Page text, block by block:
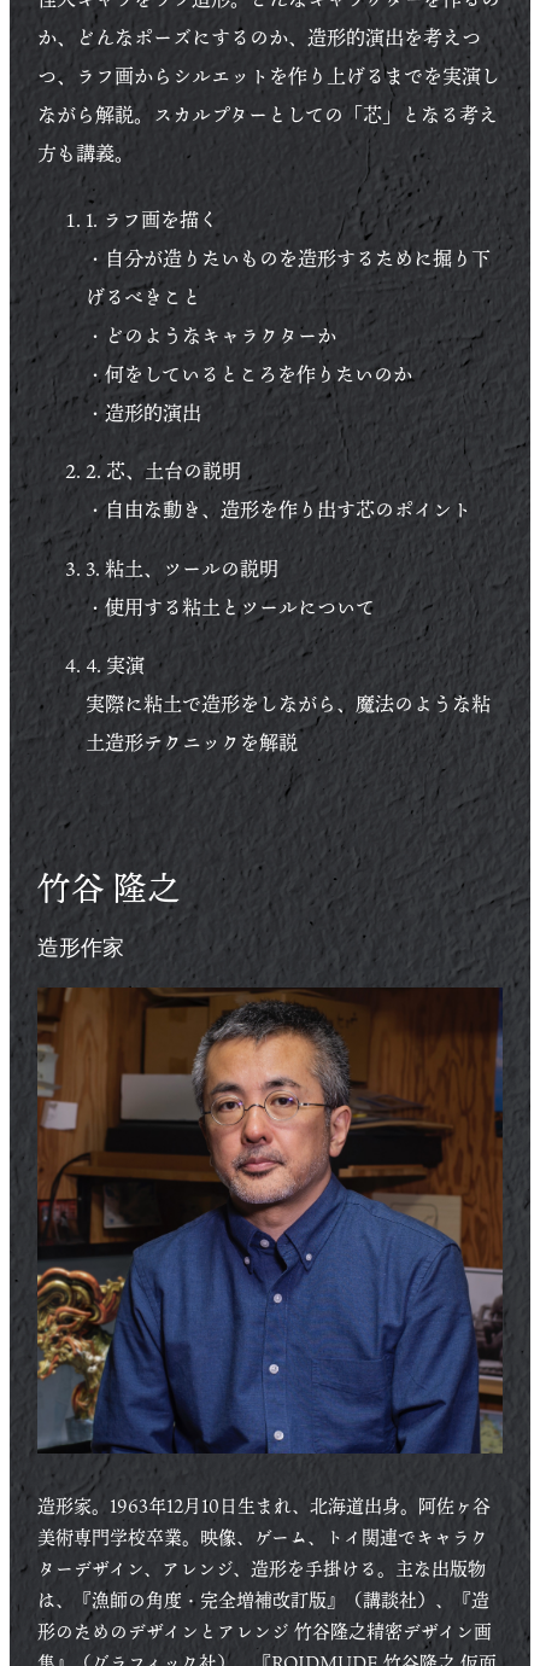
か、どんなポーズにするのか、造形的演出を考えつ
つ、ラフ画からシルエットを作り上げるまでを実演し
ながら解説。スカルプターとしての「芯」となる考え
方も講義。
1. ラフ画を描く
・自分が造りたいものを造形するために掘り下
げるべきこと
・どのようなキャラクターか
・何をしているところを作りたいのか
・造形的演出
2. 芯、土台の説明
・自由な動き、造形を作り出す芯のポイント
3. 粘土、ツールの説明
・使用する粘土とツールについて
4. 実演
実際に粘土で造形をしながら、魔法のような粘
土造形テクニックを解説
竹谷 隆之
造形作家
造形家。1963年12月10日生まれ、北海道出身。阿佐ヶ谷
美術専門学校卒業。映像、ゲーム、トイ関連でキャラク
ターデザイン、アレンジ、造形を手掛ける。主な出版物
は、『漁師の角度・完全増補改訂版』（講談社）、『造
形のためのデザインとアレンジ 竹谷隆之精密デザイン画